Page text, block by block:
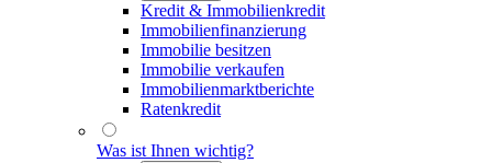
Kredit & Immobilienkredit
Immobilienfinanzierung
Immobilie besitzen
Immobilie verkaufen
Immobilienmarktberichte
Ratenkredit
Was ist Ihnen wichtig?